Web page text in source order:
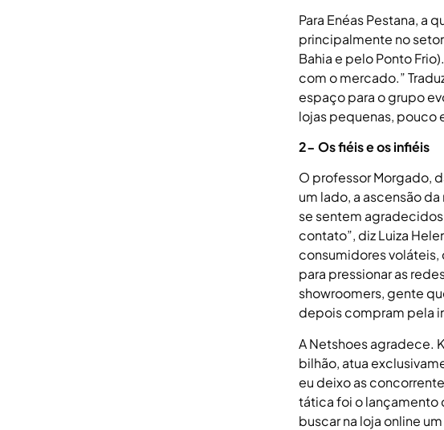
Para Enéas Pestana, a
principalmente no
Bahia e pelo Ponto
com o mercado.”
espaço para o grupo
lojas pequenas, pouco
2- Os fiéis e os infiéis
O professor Morgado,
um lado, a ascensão
se sentem
contato”, diz Luiza
consumidores
para pressionar as
showroomers, gente
depois compram pela
A Netshoes agradece.
bilhão, atua
eu deixo as
tática foi o lançamento
buscar na loja online